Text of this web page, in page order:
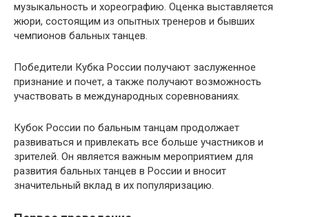
музыкальность и хореографию. Оценка выставляется
жюри, состоящим из опытных тренеров и бывших
чемпионов бальных танцев.
Победители Кубка России получают заслуженное
признание и почет, а также получают возможность
участвовать в международных соревнованиях.
Кубок России по бальным танцам продолжает
развиваться и привлекать все больше участников и
зрителей. Он является важным мероприятием для
развития бальных танцев в России и вносит
значительный вклад в их популяризацию.